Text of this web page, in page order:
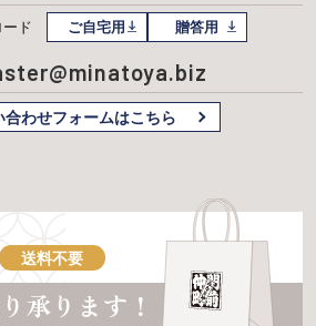
ド ご自宅用 贈答用
合わせフォームはこちら
送料不要
承ります！